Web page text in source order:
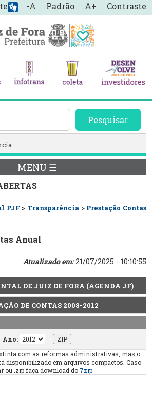
-A Padrão A+ Contraste
Pesquisar
MENU ☰
PJF> Transparência> Prestação Contas
Anual
Atualizado em:21/07/2025 - 10:10:55
DE JUIZ DE FORA (AGENDA JF)
DE CONTAS 2008-2012
Ano:
com as reformas administrativas, mas o
disponibilizado em arquivos compactos. Caso
ou .zip faça download do 7zip